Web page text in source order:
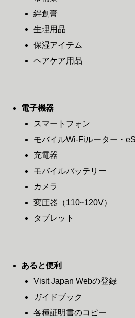
絆創膏
生理用品
保湿アイテム
ヘアケア用品
電子機器
スマートフォン
モバイルWi-Fiルーター・
充電器
モバイルバッテリー
カメラ
変圧器 （110~120V）
タブレット
あると便利
Visit Japan Webの登録
ガイドブック
各種証明書のコピー